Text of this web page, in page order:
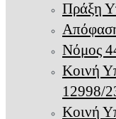
Πράξη
Νόμος
Κοινή
12998/
Κοινή